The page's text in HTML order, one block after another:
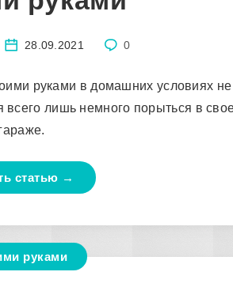
28.09.2021 0
руками в домашних условиях не
всего лишь немного порыться в
статью →
руками